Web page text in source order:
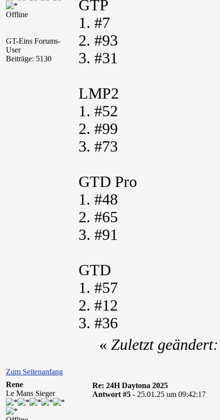
Offline
GT-Eins Forums-
User
Beiträge: 5130
GTP
1. #7
2. #93
3. #31
LMP2
1. #52
2. #99
3. #73
GTD Pro
1. #48
2. #65
3. #91
GTD
1. #57
2. #12
3. #36
Zum Seitenanfang
« Zuletzt
Rene
Le Mans Sieger
Re: 24H Daytona 2025
Antwort #5 - 25.01.25 um 09:42:17